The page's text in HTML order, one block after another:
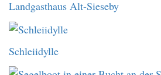
Landgasthaus Alt-Sieseby
Schleiidylle